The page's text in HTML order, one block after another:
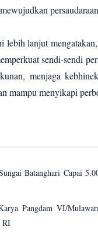
lebih lanjut
sendi-sendi
menjaga
mampu menyikapi
Batanghari Capai
Pangdam VI/
RI